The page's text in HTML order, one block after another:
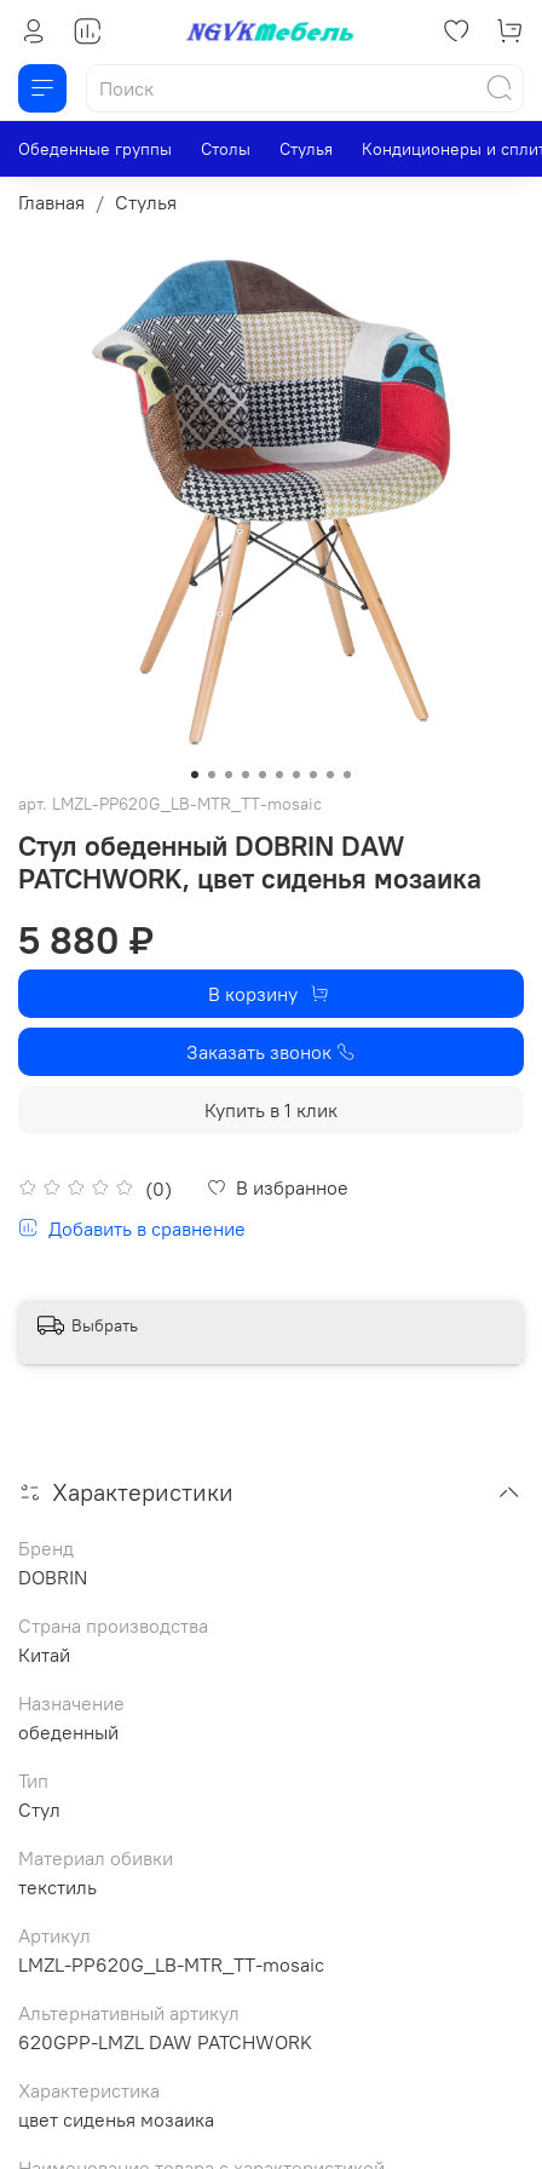
Обеденные группы Столы Стулья Кондиционеры и
Главная Стулья
арт. LMZL-PP620G_LB-MTR_TT-mosaic
Стул обеденный DOBRIN DAW
PATCHWORK, цвет сиденья мозаика
(0)
В избранное
Добавить в сравнение
5 880 ₽
В корзину
Заказать звонок
Купить в 1 клик
Выбрать
Характеристики
Бренд
DOBRIN
Страна производства
Китай
Назначение
обеденный
Тип
Стул
Материал обивки
текстиль
Артикул
LMZL-PP620G_LB-MTR_TT-mosaic
Альтернативный артикул
620GPP-LMZL DAW PATCHWORK
Характеристика
цвет сиденья мозаика